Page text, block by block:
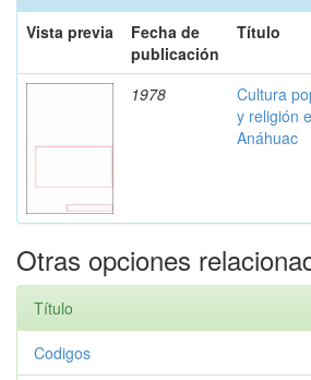
Vista previa
Fecha de
publicación
Título
1978
Cultura
y religión
Anáhuac
Otras opciones
Título
Codigos